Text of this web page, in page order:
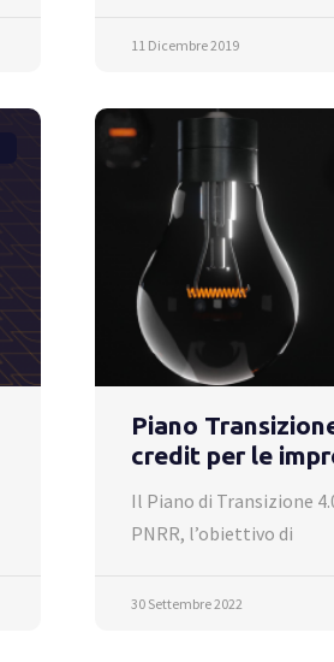
11 Dicembre 2019
Piano
credit per le
Il Piano di Transizione
PNRR, l’obiettivo di
30 Settembre 2022